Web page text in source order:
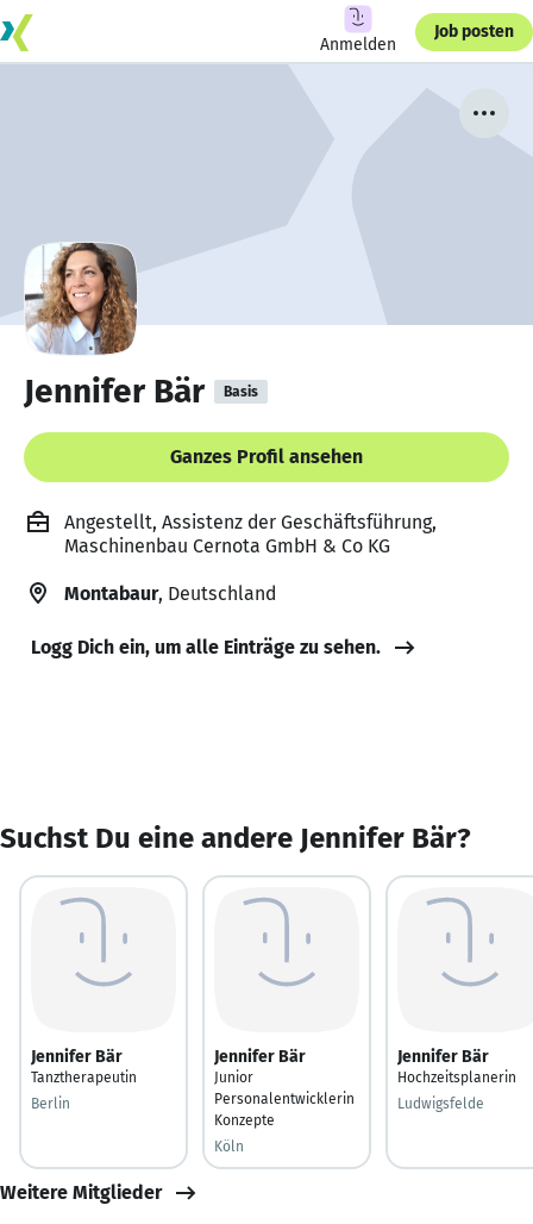
Anmelden
Job posten
Jennifer Bär Basis
Ganzes Profil ansehen
Angestellt, Assistenz der Geschäftsführung,
Maschinenbau Cernota GmbH & Co KG
Montabaur, Deutschland
Logg Dich ein, um alle Einträge zu sehen.
Suchst Du eine andere Jennifer Bär?
Jennifer Bär
Tanztherapeutin
Berlin
Jennifer Bär
Junior
Personalentwicklerin
Konzepte
Köln
Jennifer Bär
Hochzeitsplanerin
Ludwigsfelde
Weitere Mitglieder